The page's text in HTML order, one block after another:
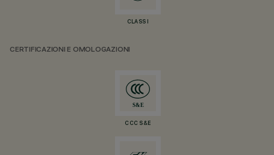
CLASS I
CERTIFICAZIONI E OMOLOGAZIONI
CCC S&E